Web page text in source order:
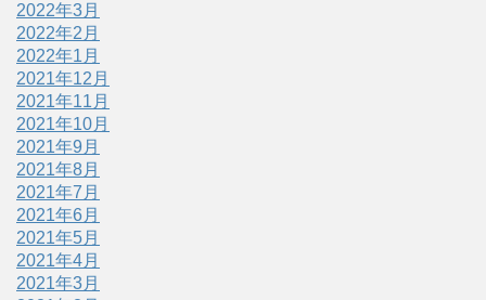
2022年3月
2022年2月
2022年1月
2021年12月
2021年11月
2021年10月
2021年9月
2021年8月
2021年7月
2021年6月
2021年5月
2021年4月
2021年3月